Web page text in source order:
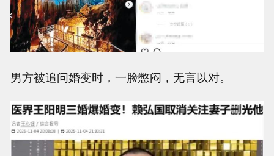
男方被追问婚变时，一脸憋闷，无言以对。